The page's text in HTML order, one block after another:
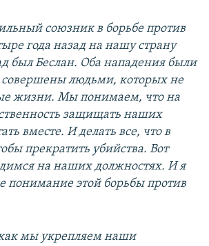
союзник в борьбе против
года назад на нашу страну
был Беслан. Оба нападения были
людьми, которых не
жизни. Мы понимаем, что на
защищать наших
вместе. И делать все, что в
прекратить убийства. Вот
на наших должностях. И я
понимание этой борьбы против
как мы укрепляем наши